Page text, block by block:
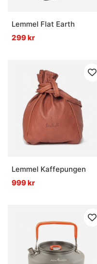
Lemmel Flat Earth
299 kr
Lemmel Kaffepungen
999 kr